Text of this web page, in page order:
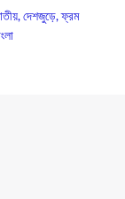
,দেশজুড়ে,ফ্রম